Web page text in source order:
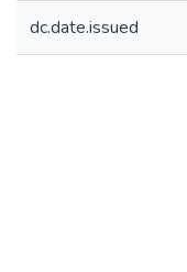
dc.date.issued